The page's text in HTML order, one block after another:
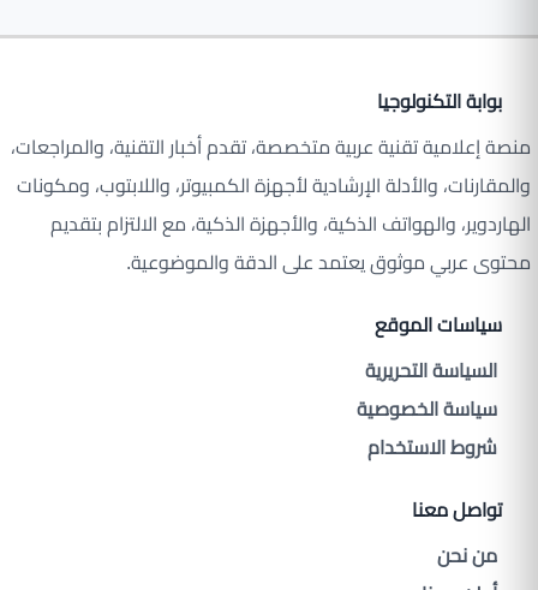
بوابة التكنولوجيا
منصة إعلامية تقنية عربية متخصصة، تقدم أخبار التقنية، والمراجعات،
والمقارنات، والأدلة الإرشادية لأجهزة الكمبيوتر، واللابتوب، ومكونات
الهاردوير، والهواتف الذكية، والأجهزة الذكية، مع الالتزام بتقديم
محتوى عربي موثوق يعتمد على الدقة والموضوعية.
سياسات الموقع
السياسة التحريرية
سياسة الخصوصية
شروط الاستخدام
تواصل معنا
من نحن